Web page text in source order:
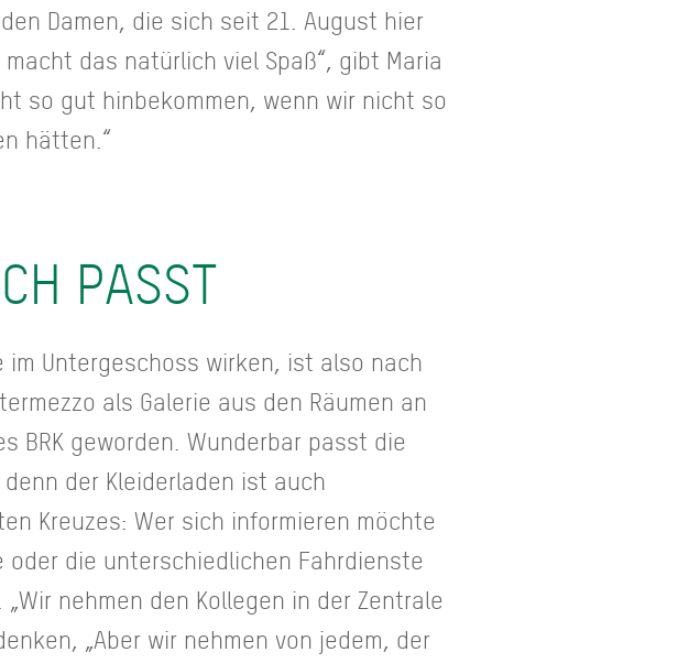
Damen, die sich seit 21. August hier
das natürlich viel Spaß“, gibt Maria
so gut hinbekommen, wenn wir nicht so
hätten.“
PASST
Untergeschoss wirken, ist also nach
als Galerie aus den Räumen an
BRK geworden. Wunderbar passt die
der Kleiderladen ist auch
Kreuzes: Wer sich informieren möchte
die unterschiedlichen Fahrdienste
nehmen den Kollegen in der Zentrale
„Aber wir nehmen von jedem, der